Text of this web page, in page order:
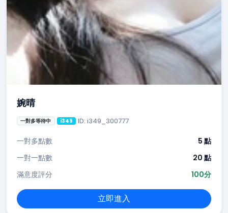
婉晴
一對多等待中 i349 ID: i349_300777
一對多點數
5 點
一對一點數
20 點
滿意度評分
100分
立即進入